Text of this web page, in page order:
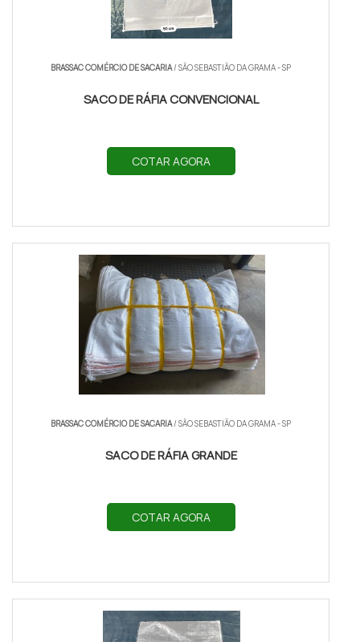
BRASSAC COMÉRCIO DE SACARIA/ SÃO SEBASTIÃO DA GRAMA - SP
SACO DE RÁFIA CONVENCIONAL
COTAR AGORA
BRASSAC COMÉRCIO DE SACARIA/ SÃO SEBASTIÃO DA GRAMA - SP
SACO DE RÁFIA GRANDE
COTAR AGORA